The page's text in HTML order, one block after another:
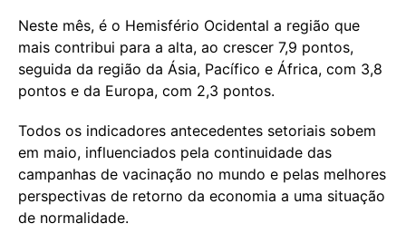
Neste mês, é o Hemisfério Ocidental a região que
mais contribui para a alta, ao crescer 7,9 pontos,
seguida da região da Ásia, Pacífico e África, com 3,8
pontos e da Europa, com 2,3 pontos.
Todos os indicadores antecedentes setoriais sobem
em maio, influenciados pela continuidade das
campanhas de vacinação no mundo e pelas melhores
perspectivas de retorno da economia a uma situação
de normalidade.